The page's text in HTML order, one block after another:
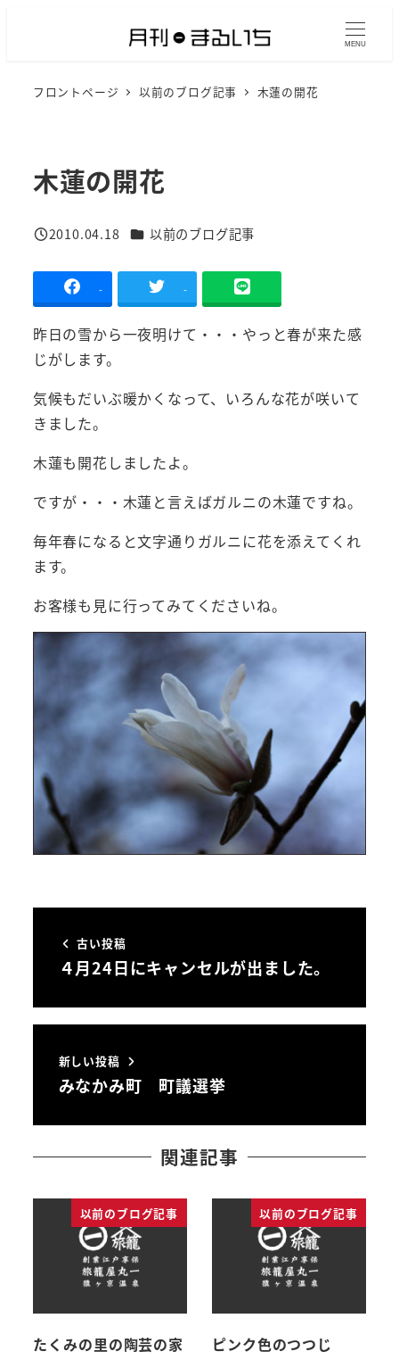
MENU
フロントページ 以前のブログ記事 木蓮の開花
木蓮の開花
投稿日
2010.04.18 カテゴリー
以前のブログ記事
- -
昨日の雪から一夜明けて・・・やっと春が来た感
じがします。
気候もだいぶ暖かくなって、いろんな花が咲いて
きました。
木蓮も開花しましたよ。
ですが・・・木蓮と言えばガルニの木蓮ですね。
毎年春になると文字通りガルニに花を添えてくれ
ます。
お客様も見に行ってみてくださいね。
古い投稿
４月24日にキャンセルが出ました。
新しい投稿
みなかみ町 町議選挙
関連記事
以前のブログ記事
たくみの里の陶芸の家
以前のブログ記事
ピンク色のつつじ